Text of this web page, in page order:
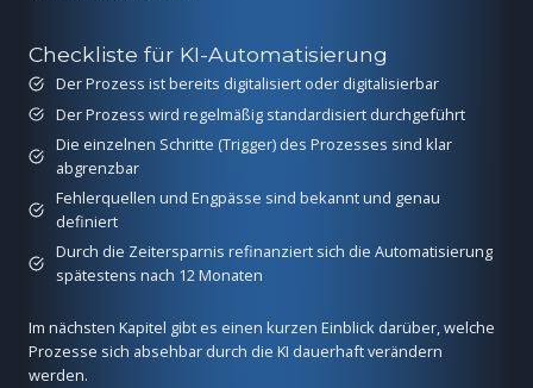
Checkliste für KI-Automatisierung
Der Prozess ist bereits digitalisiert oder digitalisierbar
Der Prozess wird regelmäßig standardisiert durchgeführt
Die einzelnen Schritte (Trigger) des Prozesses sind klar
abgrenzbar
Fehlerquellen und Engpässe sind bekannt und genau
definiert
Durch die Zeitersparnis refinanziert sich die Automatisierung
spätestens nach 12 Monaten
Im nächsten Kapitel gibt es einen kurzen Einblick darüber, welche
Prozesse sich absehbar durch die KI dauerhaft verändern
werden.